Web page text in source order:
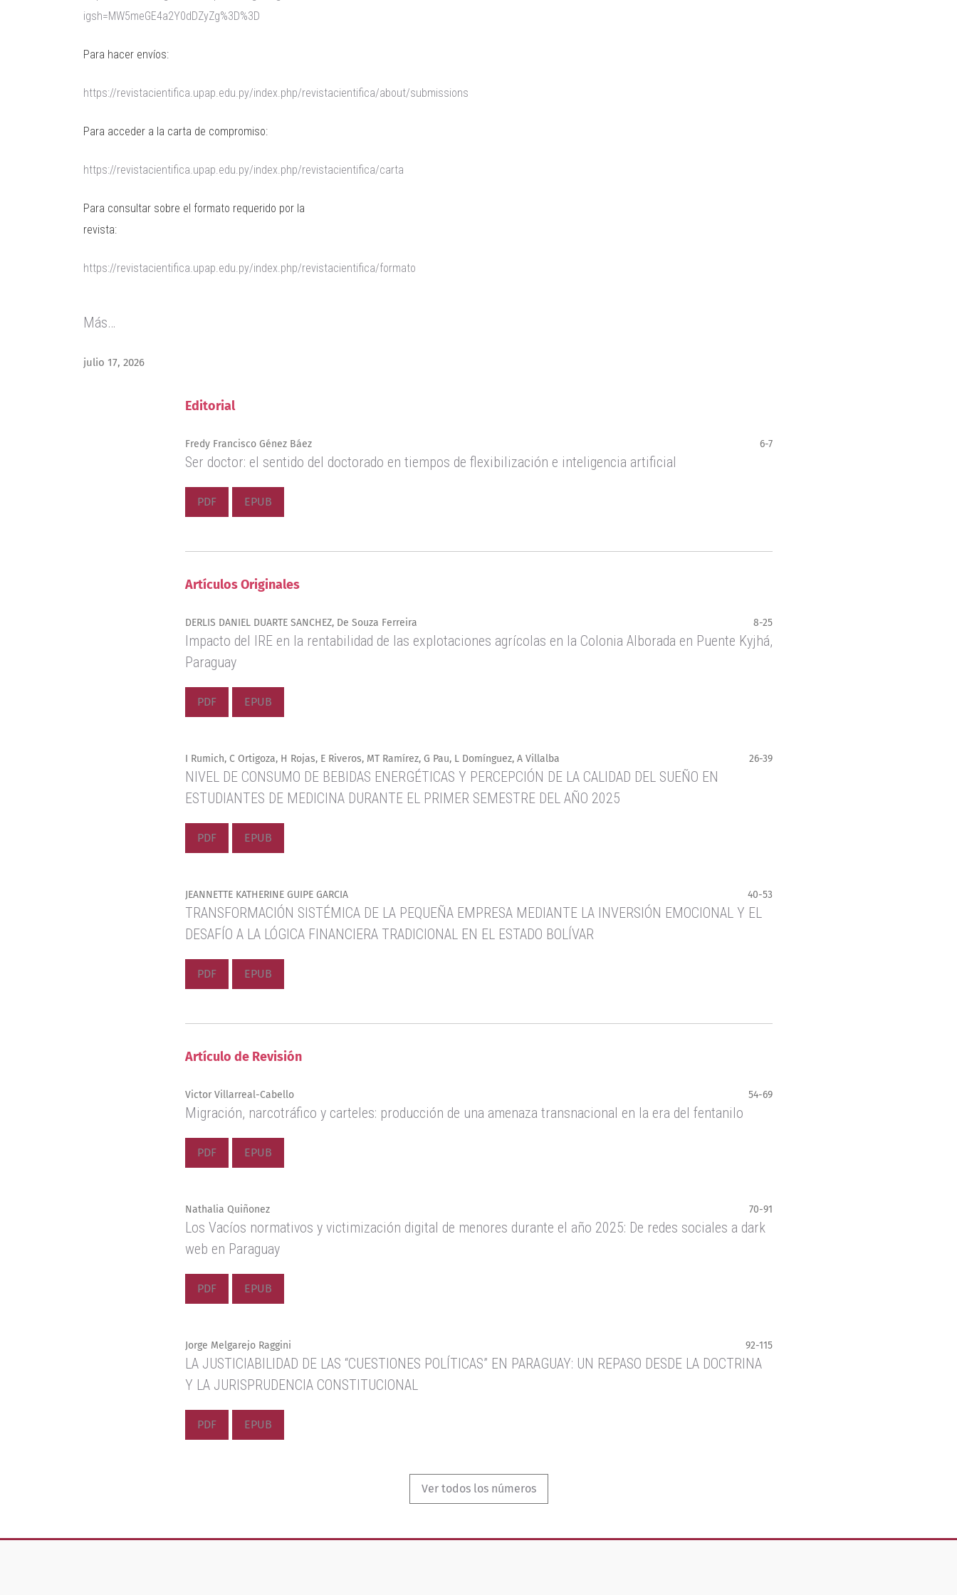
igsh=MW5meGE4a2Y0dDZyZg%3D%3D
Para hacer envíos:
https://revistacientifica.upap.edu.py/index.php/revistacientifica/about/submissions
Para acceder a la carta de compromiso:
https://revistacientifica.upap.edu.py/index.php/revistacientifica/carta
Para consultar sobre el formato requerido por la
revista:
https://revistacientifica.upap.edu.py/index.php/revistacientifica/formato
Más…
julio 17, 2026
Editorial
Fredy Francisco Génez Báez 6-7
Ser doctor: el sentido del doctorado en tiempos de flexibilización e inteligencia artificial
PDF EPUB
Artículos Originales
DERLIS DANIEL DUARTE SANCHEZ, De Souza Ferreira 8-25
Impacto del IRE en la rentabilidad de las explotaciones agrícolas en la Colonia Alborada en Puente Kyjhá,
Paraguay
PDF EPUB
I Rumich, C Ortigoza, H Rojas, E Riveros, MT Ramírez, G Pau, L Domínguez, A Villalba 26-39
NIVEL DE CONSUMO DE BEBIDAS ENERGÉTICAS Y PERCEPCIÓN DE LA CALIDAD DEL SUEÑO EN
ESTUDIANTES DE MEDICINA DURANTE EL PRIMER SEMESTRE DEL AÑO 2025
PDF EPUB
JEANNETTE KATHERINE GUIPE GARCIA 40-53
TRANSFORMACIÓN SISTÉMICA DE LA PEQUEÑA EMPRESA MEDIANTE LA INVERSIÓN EMOCIONAL Y EL
DESAFÍO A LA LÓGICA FINANCIERA TRADICIONAL EN EL ESTADO BOLÍVAR
PDF EPUB
Artículo de Revisión
Victor Villarreal-Cabello 54-69
Migración, narcotráfico y carteles: producción de una amenaza transnacional en la era del fentanilo
PDF EPUB
Nathalia Quiñonez 70-91
Los Vacíos normativos y victimización digital de menores durante el año 2025: De redes sociales a dark
web en Paraguay
PDF EPUB
Jorge Melgarejo Raggini 92-115
LA JUSTICIABILIDAD DE LAS “CUESTIONES POLÍTICAS” EN PARAGUAY: UN REPASO DESDE LA DOCTRINA
Y LA JURISPRUDENCIA CONSTITUCIONAL
PDF EPUB
Ver todos los números